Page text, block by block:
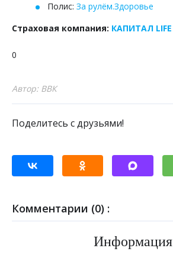
Полис: За рулём.Здоровье
Страховая компания: КАПИТАЛ LIFE
0
Автор: ВВК
Поделитесь с друзьями!
Комментарии (0) :
Информация